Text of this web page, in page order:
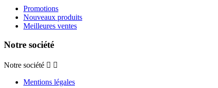
Promotions
Nouveaux produits
Meilleures ventes
Notre société
Notre société  
Mentions légales